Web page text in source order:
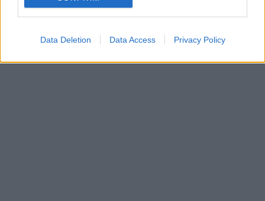
Data Deletion Data Access Privacy Policy
paskelbė Lietuvos
rinktinės kandidatus:
sąraše - du klaipėdiečiai
žaidynių paroda